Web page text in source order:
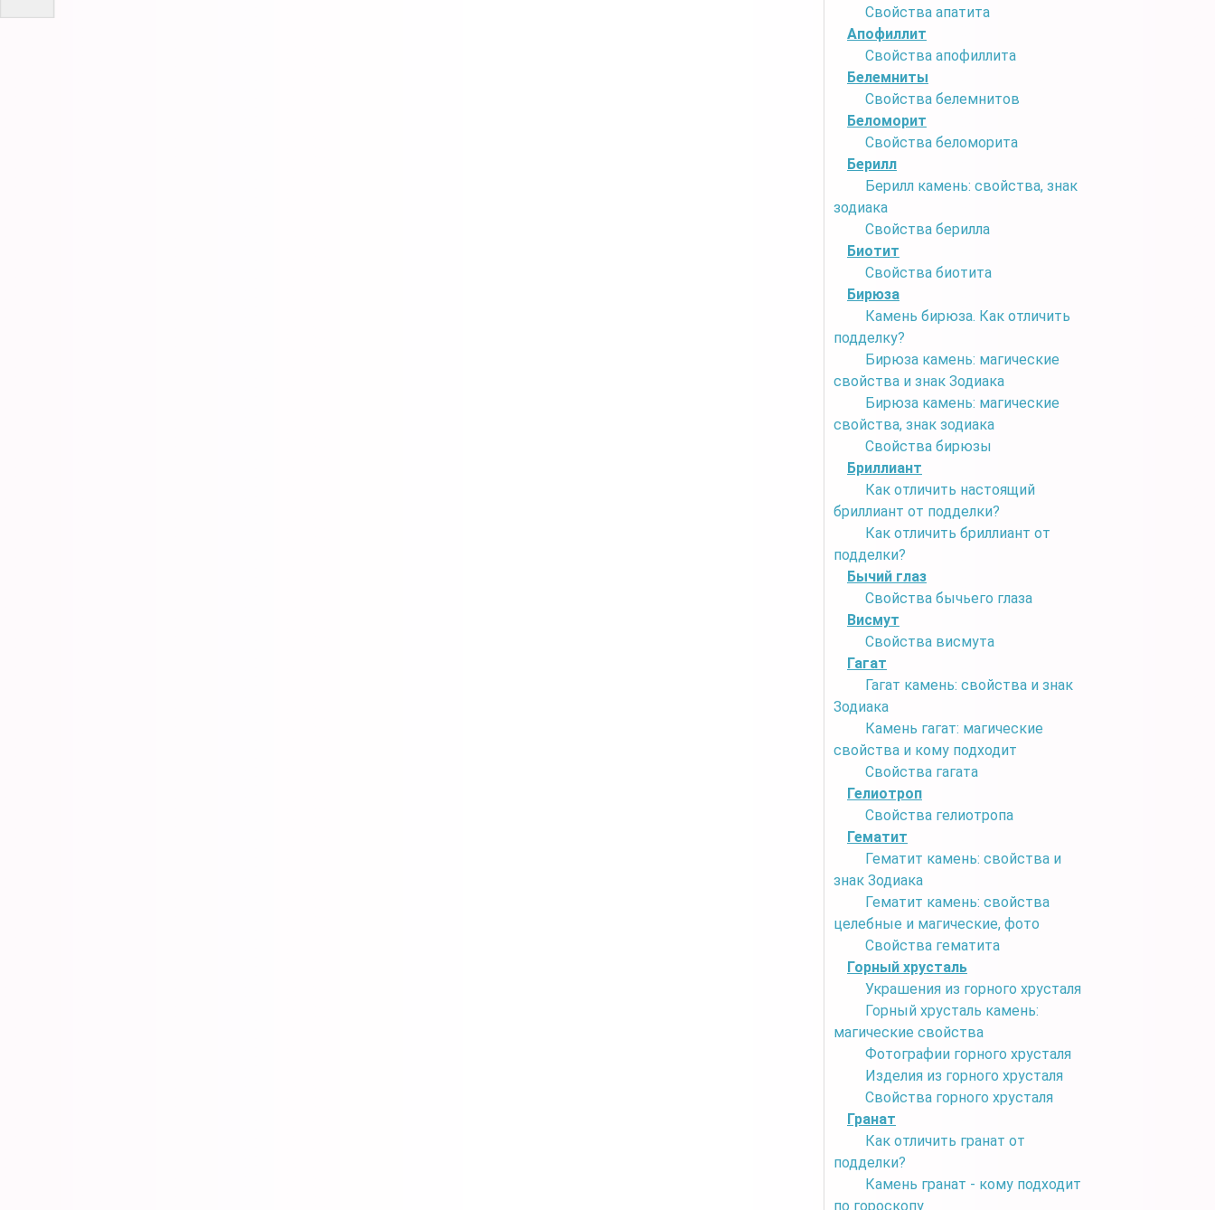
Свойства апатита
Апофиллит
Свойства апофиллита
Белемниты
Свойства белемнитов
Беломорит
Свойства беломорита
Берилл
Берилл камень: свойства, знак
зодиака
Свойства берилла
Биотит
Свойства биотита
Бирюза
Камень бирюза. Как отличить
подделку?
Бирюза камень: магические
свойства и знак Зодиака
Бирюза камень: магические
свойства, знак зодиака
Свойства бирюзы
Бриллиант
Как отличить настоящий
бриллиант от подделки?
Как отличить бриллиант от
подделки?
Бычий глаз
Свойства бычьего глаза
Висмут
Свойства висмута
Гагат
Гагат камень: свойства и знак
Зодиака
Камень гагат: магические
свойства и кому подходит
Свойства гагата
Гелиотроп
Свойства гелиотропа
Гематит
Гематит камень: свойства и
знак Зодиака
Гематит камень: свойства
целебные и магические, фото
Свойства гематита
Горный хрусталь
Украшения из горного хрусталя
Горный хрусталь камень:
магические свойства
Фотографии горного хрусталя
Изделия из горного хрусталя
Свойства горного хрусталя
Гранат
Как отличить гранат от
подделки?
Камень гранат - кому подходит
по гороскопу